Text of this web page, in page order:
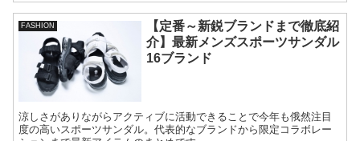
FASHION
【定番～新鋭ブランドまで徹底紹
介】最新メンズスポーツサンダル
16ブランド
涼しさがありながらアクティブに活動できることで今年も俄然注目
度の高いスポーツサンダル。代表的なブランドから限定コラボレー